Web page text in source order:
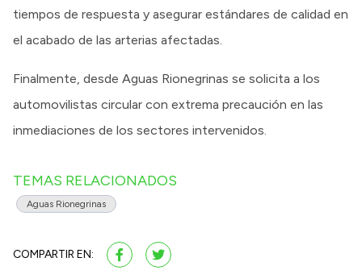
tiempos de respuesta y asegurar estándares de calidad en
el acabado de las arterias afectadas.
Finalmente, desde Aguas Rionegrinas se solicita a los
automovilistas circular con extrema precaución en las
inmediaciones de los sectores intervenidos.
TEMAS RELACIONADOS
Aguas Rionegrinas
COMPARTIR EN: